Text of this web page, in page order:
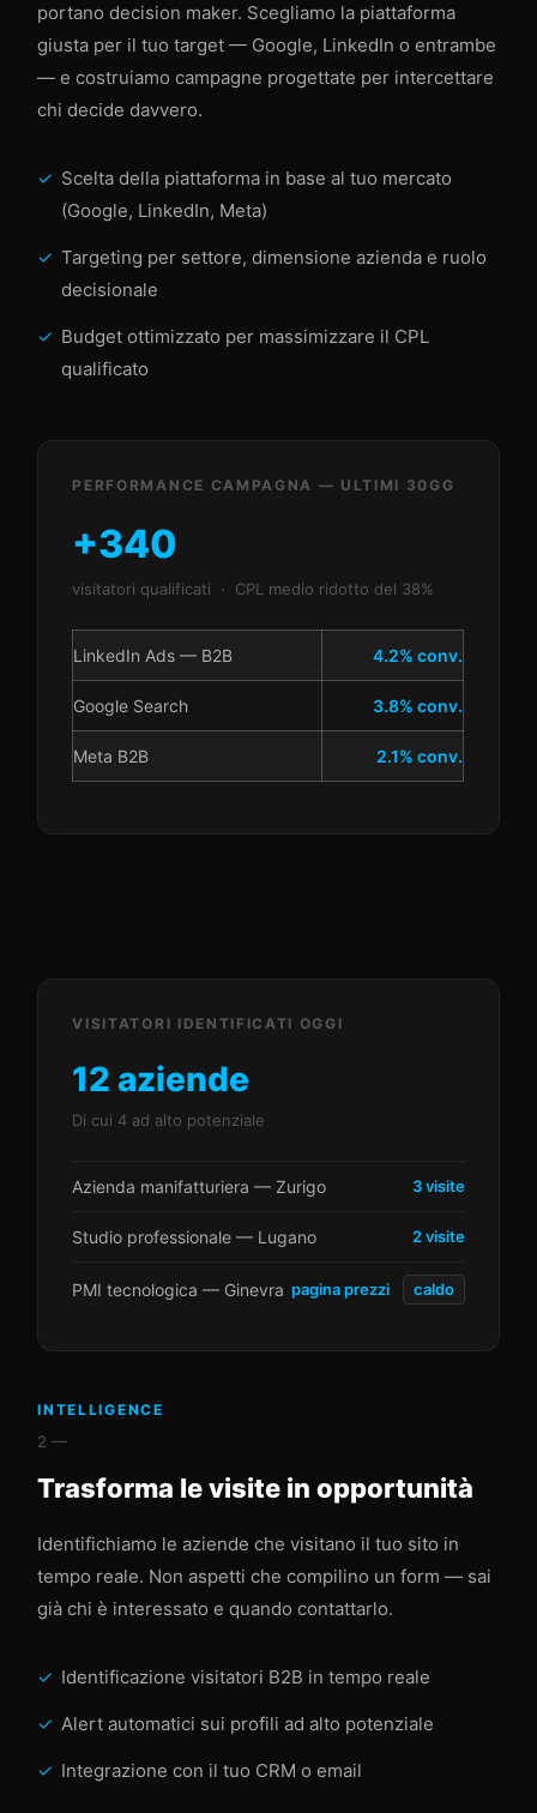
portano decision maker. Scegliamo la piattaforma
giusta per il tuo target — Google, LinkedIn o entrambe
— e costruiamo campagne progettate per intercettare
chi decide davvero.
Scelta della piattaforma in base al tuo mercato
(Google, LinkedIn, Meta)
Targeting per settore, dimensione azienda e ruolo
decisionale
Budget ottimizzato per massimizzare il CPL
qualificato
PERFORMANCE CAMPAGNA — ULTIMI 30GG
+340
visitatori qualificati · CPL medio ridotto del 38%
LinkedIn Ads — B2B 4.2% conv.
Google Search 3.8% conv.
Meta B2B 2.1% conv.
VISITATORI IDENTIFICATI OGGI
12 aziende
Di cui 4 ad alto potenziale
Azienda manifatturiera — Zurigo 3 visite
Studio professionale — Lugano 2 visite
PMI tecnologica — Ginevra pagina prezzi caldo
INTELLIGENCE
2 —
Trasforma le visite in opportunità
Identifichiamo le aziende che visitano il tuo sito in
tempo reale. Non aspetti che compilino un form — sai
già chi è interessato e quando contattarlo.
Identificazione visitatori B2B in tempo reale
Alert automatici sui profili ad alto potenziale
Integrazione con il tuo CRM o email